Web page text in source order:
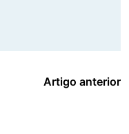
Artigo anterior